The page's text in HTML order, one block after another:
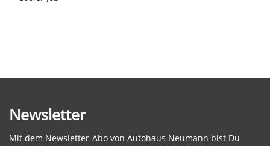
Newsletter
Mit dem Newsletter-Abo von Autohaus Neumann bist Du